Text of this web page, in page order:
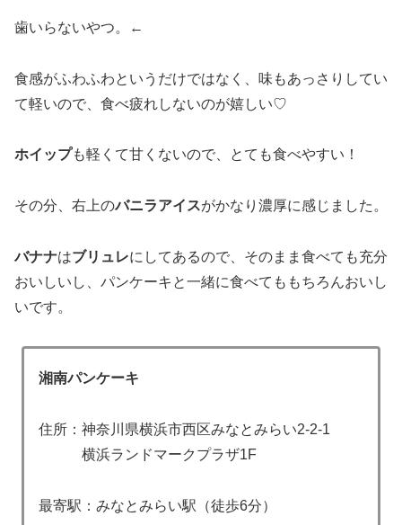
歯いらないやつ。←
食感がふわふわというだけではなく、味もあっさりしてい
て軽いので、食べ疲れしないのが嬉しい♡
ホイップも軽くて甘くないので、とても食べやすい！
その分、右上のバニラアイスがかなり濃厚に感じました。
バナナはブリュレにしてあるので、そのまま食べても充分
おいしいし、パンケーキと一緒に食べてももちろんおいし
いです。
湘南パンケーキ
住所：神奈川県横浜市西区みなとみらい2-2-1
横浜ランドマークプラザ1F
最寄駅：みなとみらい駅（徒歩6分）